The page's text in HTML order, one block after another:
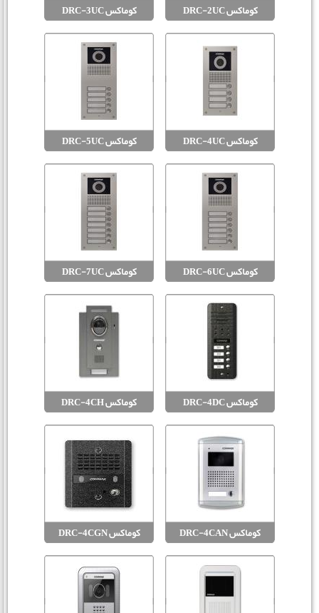
کوماکس DRC-2UC کوماکس DRC-3UC
کوماکس DRC-4UC کوماکس DRC-5UC
کوماکس DRC-6UC کوماکس DRC-7UC
کوماکس DRC-4DC کوماکس DRC-4CH
کوماکس DRC-4CAN کوماکس DRC-4CGN